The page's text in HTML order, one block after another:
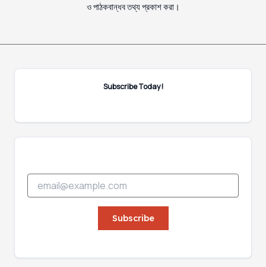
ও পাঠকবান্ধব তথ্য প্রকাশ করা।
Subscribe Today!
a
i
l
*
E
Subscribe